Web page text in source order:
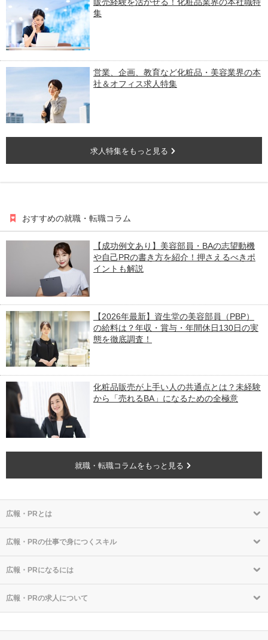
集
営業、企画、教育など化粧品・美容業界の本
社＆オフィス求人特集
求人特集をもっと見る
おすすめの就職・転職コラム
【成功例文あり】美容部員・BAの志望動機
や自己PRの書き方を紹介！押さえるべきポ
イントも解説
【2026年最新】資生堂の美容部員（PBP）
の給料は？年収・賞与・年間休日130日の実
態を徹底調査！
化粧品販売が上手い人の共通点とは？未経験
から「売れるBA」になるための全極意
就職・転職コラムをもっと見る
広報・PRとは
広報・PRの仕事で身につくスキル
広報・PRになるには
広報・PRの求人について